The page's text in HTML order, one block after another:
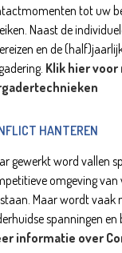
tot uw
Naast de
en de
Klik hier
HANTEREN
gewerkt word vallen
omgeving van
Maar wordt vaak
spanningen en
informatie over